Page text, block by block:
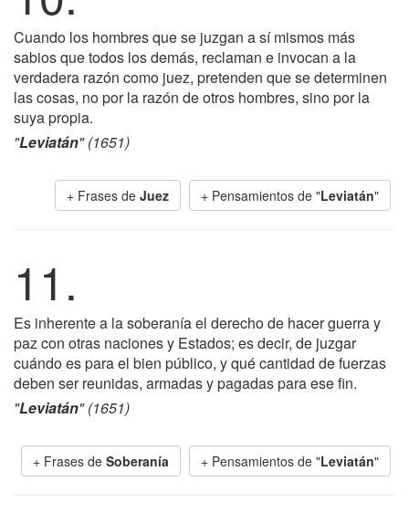
Cuando los hombres que se juzgan a sí mismos más
sabios que todos los demás, reclaman e invocan a la
verdadera razón como juez, pretenden que se determinen
las cosas, no por la razón de otros hombres, sino por la
suya propia.
"Leviatán" (1651)
+ Frases de Juez + Pensamientos de "Leviatán"
11.
Es inherente a la soberanía el derecho de hacer guerra y
paz con otras naciones y Estados; es decir, de juzgar
cuándo es para el bien público, y qué cantidad de fuerzas
deben ser reunidas, armadas y pagadas para ese fin.
"Leviatán" (1651)
+ Frases de Soberanía + Pensamientos de "Leviatán"